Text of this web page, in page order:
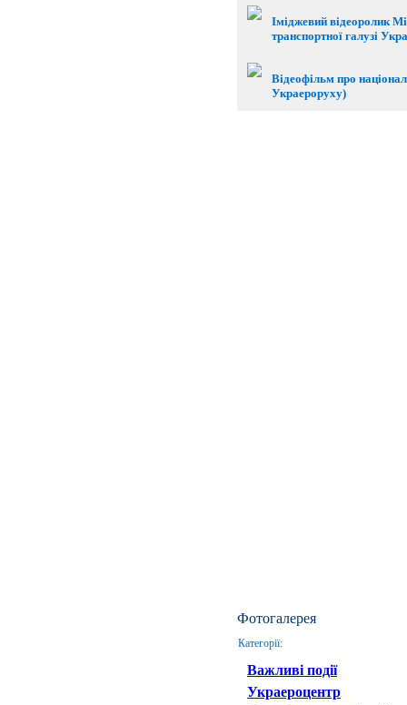
Іміджевий відеоролик
транспортної галузі
Відеофільм про
Украероруху)
Фотогалерея
Категорії:
Важливі події
Украероцентр